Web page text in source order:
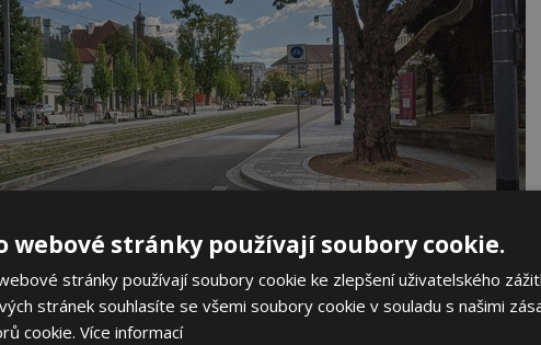
webové stránky používají soubory cookie.
stránky používají soubory cookie ke zlepšení uživatelského
stránek souhlasíte se všemi soubory cookie v souladu s našimi
cookie. Více informací